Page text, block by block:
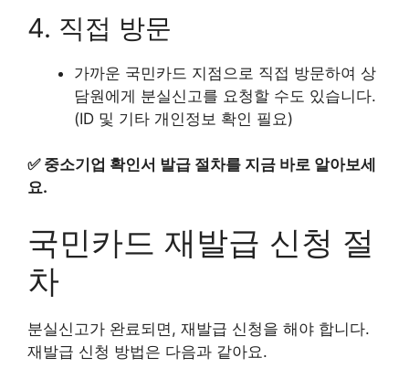
4. 직접 방문
가까운 국민카드 지점으로 직접 방문하여 상
담원에게 분실신고를 요청할 수도 있습니다.
(ID 및 기타 개인정보 확인 필요)
✅ 중소기업 확인서 발급 절차를 지금 바로 알아보세
요.
국민카드 재발급 신청 절
차
분실신고가 완료되면, 재발급 신청을 해야 합니다.
재발급 신청 방법은 다음과 같아요.